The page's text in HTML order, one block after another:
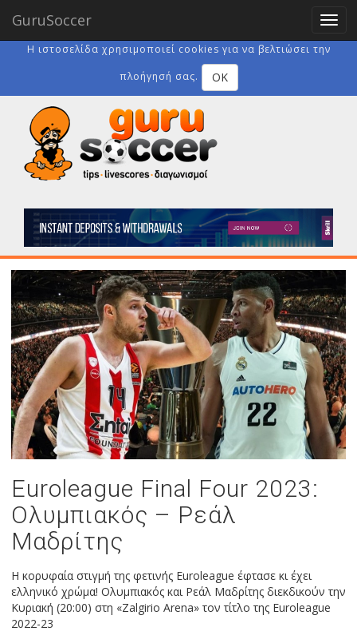
Η ιστοσελίδα χρησιμοποιεί cookies για να βελτιώσει την
πλοήγησή σας. OK
Euroleague Final Four 2023:
Ολυμπιακός – Ρεάλ
Μαδρίτης
Η κορυφαία στιγμή της φετινής Euroleague έφτασε κι έχει
ελληνικό χρώμα! Ολυμπιακός και Ρεάλ Μαδρίτης διεκδικούν την
Κυριακή (20:00) στη «Zalgirio Arena» τον τίτλο της Euroleague
2022-23
GuruSoccer